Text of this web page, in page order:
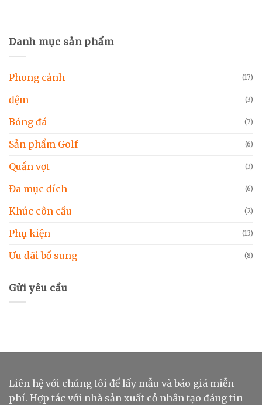
Danh mục sản phẩm
Phong cảnh (17)
đệm (3)
Bóng đá (7)
Sản phẩm Golf (6)
Quần vợt (3)
Đa mục đích (6)
Khúc côn cầu (2)
Phụ kiện (13)
Ưu đãi bổ sung (8)
Gửi yêu cầu
Liên hệ với chúng tôi để lấy mẫu và báo giá miễn
phí. Hợp tác với nhà sản xuất cỏ nhân tạo đáng tin